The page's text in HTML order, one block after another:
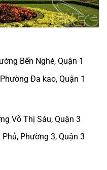
Bến Nghé, Quận 1
Đa kao, Quận 1
Võ Thị Sáu, Quận 3
Phường 3, Quận 3